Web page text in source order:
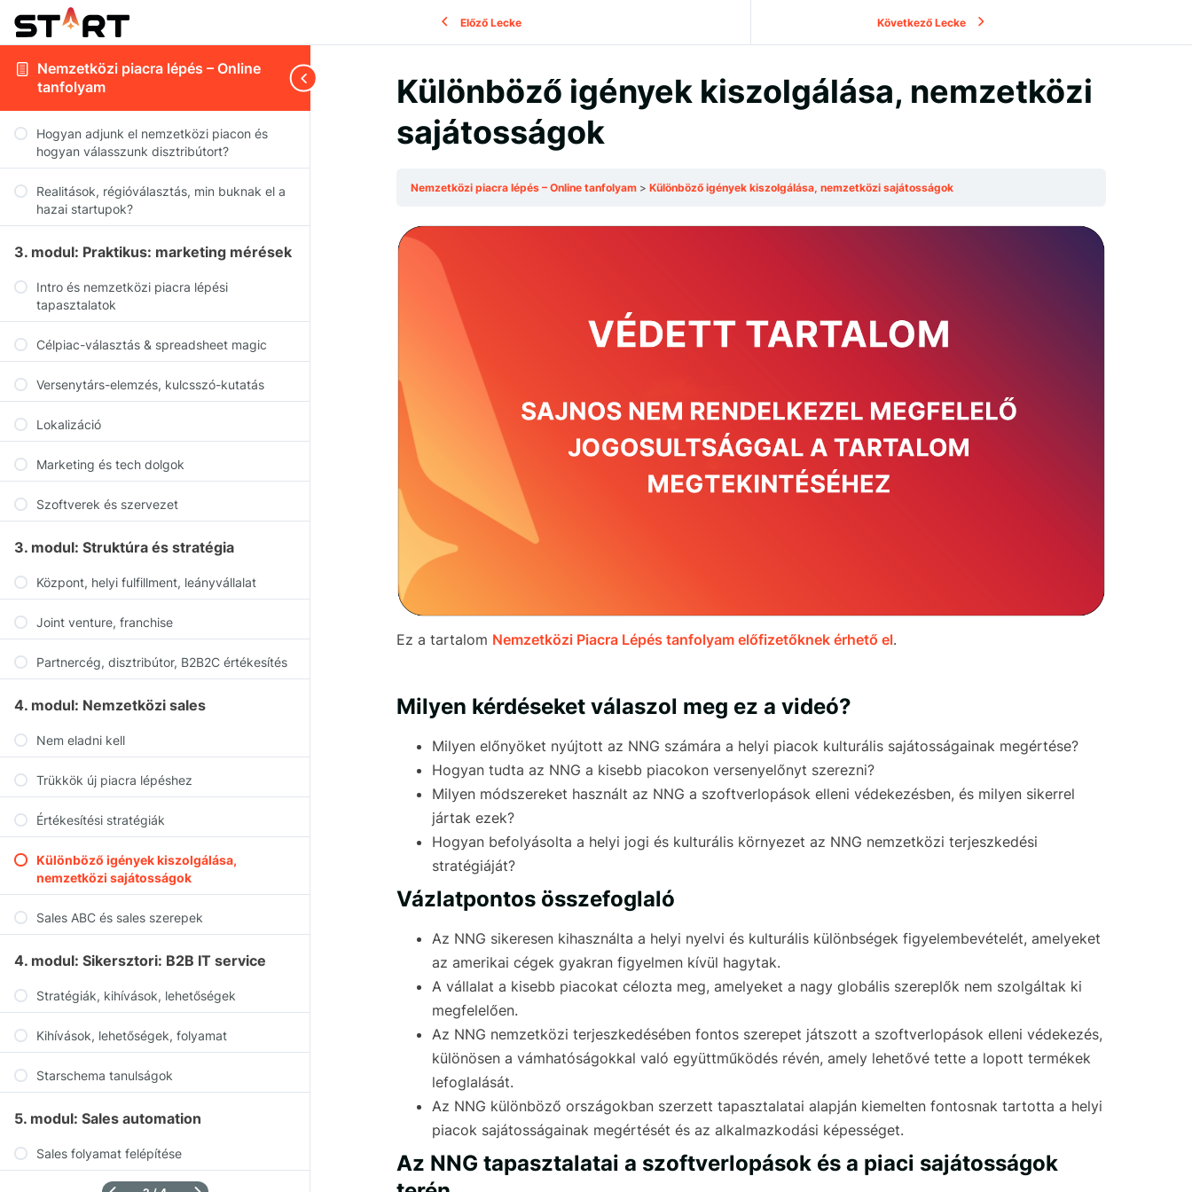
Nemzetközi piacra lépés – Online
tanfolyam
Hogyan adjunk el nemzetközi piacon és
hogyan válasszunk disztribútort?
Realitások, régióválasztás, min buknak el a
hazai startupok?
3. modul: Praktikus: marketing mérések
Intro és nemzetközi piacra lépési
tapasztalatok
Célpiac-választás & spreadsheet magic
Versenytárs-elemzés, kulcsszó-kutatás
Lokalizáció
Marketing és tech dolgok
Szoftverek és szervezet
3. modul: Struktúra és stratégia
Központ, helyi fulfillment, leányvállalat
Joint venture, franchise
Partnercég, disztribútor, B2B2C értékesítés
4. modul: Nemzetközi sales
Nem eladni kell
Trükkök új piacra lépéshez
Értékesítési stratégiák
Különböző igények kiszolgálása,
nemzetközi sajátosságok
Sales ABC és sales szerepek
4. modul: Sikersztori: B2B IT service
Stratégiák, kihívások, lehetőségek
Kihívások, lehetőségek, folyamat
Starschema tanulságok
5. modul: Sales automation
Sales folyamat felépítése
Előző Lecke Következő Lecke
Különböző igények kiszolgálása, nemzetközi
sajátosságok
Nemzetközi piacra lépés – Online tanfolyam Különböző igények kiszolgálása, nemzetközi sajátosságok
Ez a tartalom Nemzetközi Piacra Lépés tanfolyam előfizetőknek érhető el.
Milyen kérdéseket válaszol meg ez a videó?
Milyen előnyöket nyújtott az NNG számára a helyi piacok kulturális sajátosságainak megértése?
Hogyan tudta az NNG a kisebb piacokon versenyelőnyt szerezni?
Milyen módszereket használt az NNG a szoftverlopások elleni védekezésben, és milyen sikerrel
jártak ezek?
Hogyan befolyásolta a helyi jogi és kulturális környezet az NNG nemzetközi terjeszkedési
stratégiáját?
Vázlatpontos összefoglaló
Az NNG sikeresen kihasználta a helyi nyelvi és kulturális különbségek figyelembevételét, amelyeket
az amerikai cégek gyakran figyelmen kívül hagytak.
A vállalat a kisebb piacokat célozta meg, amelyeket a nagy globális szereplők nem szolgáltak ki
megfelelően.
Az NNG nemzetközi terjeszkedésében fontos szerepet játszott a szoftverlopások elleni védekezés,
különösen a vámhatóságokkal való együttműködés révén, amely lehetővé tette a lopott termékek
lefoglalását.
Az NNG különböző országokban szerzett tapasztalatai alapján kiemelten fontosnak tartotta a helyi
piacok sajátosságainak megértését és az alkalmazkodási képességet.
Az NNG tapasztalatai a szoftverlopások és a piaci sajátosságok